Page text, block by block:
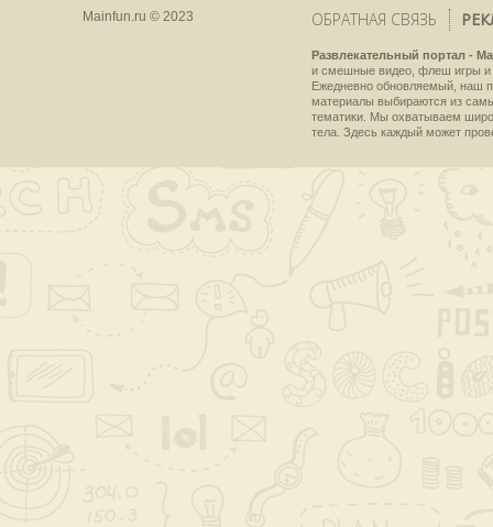
Mainfun.ru © 2023 ОБРАТНАЯ СВЯЗЬ
Развлекательный портал -
и смешные видео, флеш игры и
Ежедневно обновляемый, наш
материалы выбираются из
тематики. Мы охватываем
тела. Здесь каждый может